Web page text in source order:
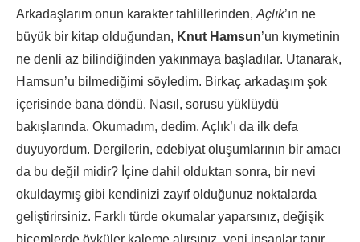
Arkadaşlarım onun karakter tahlillerinden, Açlık’ın ne
büyük bir kitap olduğundan, Knut Hamsun’un kıymetinin
ne denli az bilindiğinden yakınmaya başladılar. Utanarak,
Hamsun’u bilmediğimi söyledim. Birkaç arkadaşım şok
içerisinde bana döndü. Nasıl, sorusu yüklüydü
bakışlarında. Okumadım, dedim. Açlık’ı da ilk defa
duyuyordum. Dergilerin, edebiyat oluşumlarının bir amacı
da bu değil midir? İçine dahil olduktan sonra, bir nevi
okuldaymış gibi kendinizi zayıf olduğunuz noktalarda
geliştirirsiniz. Farklı türde okumalar yaparsınız, değişik